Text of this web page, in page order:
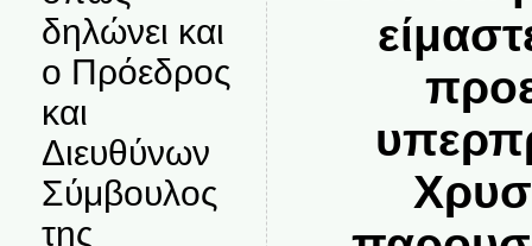
δηλώνει και
ο Πρόεδρος
και
Διευθύνων
Σύμβουλος
της